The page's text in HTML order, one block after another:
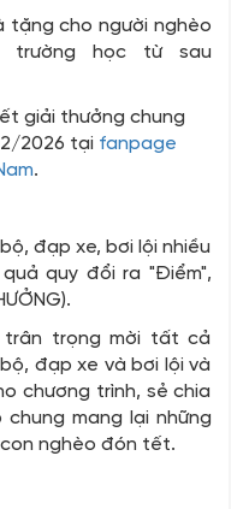
tặng cho người nghèo
trường học từ sau
giải thưởng chung
2026 tại fanpage
.
đạp xe, bơi lội nhiều
quy đổi ra "Điểm",
trọng mời tất cả
đạp xe và bơi lội và
chương trình, sẻ chia
mang lại những
nghèo đón tết.